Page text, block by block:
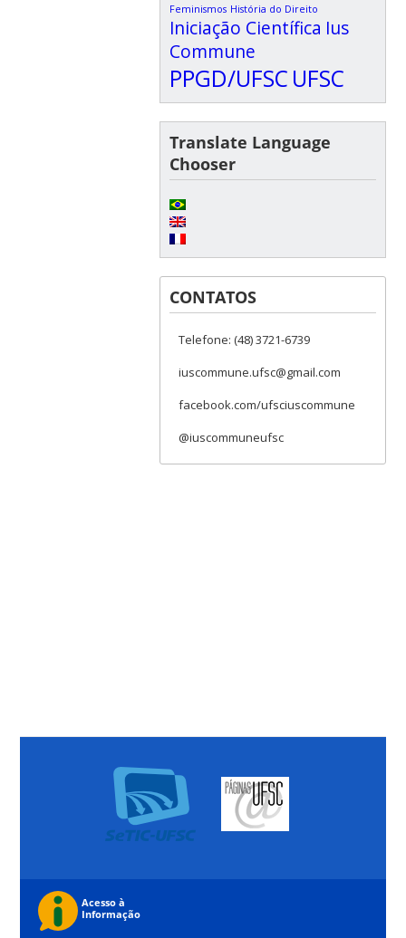
Feminismos História do Direito
Iniciação Científica Ius
Commune
PPGD/UFSC UFSC
Translate Language
Chooser
CONTATOS
Telefone: (48) 3721-6739
iuscommune.ufsc@gmail.com
facebook.com/ufsciuscommune
@iuscommuneufsc